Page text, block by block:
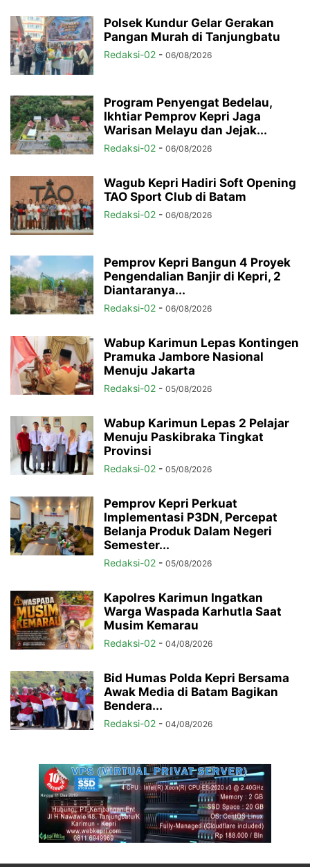
Polsek Kundur Gelar Gerakan
Pangan Murah di Tanjungbatu
Redaksi-02 - 06/08/2026
Program Penyengat Bedelau,
Ikhtiar Pemprov Kepri Jaga
Warisan Melayu dan Jejak...
Redaksi-02 - 06/08/2026
Wagub Kepri Hadiri Soft Opening
TAO Sport Club di Batam
Redaksi-02 - 06/08/2026
Pemprov Kepri Bangun 4 Proyek
Pengendalian Banjir di Kepri, 2
Diantaranya...
Redaksi-02 - 06/08/2026
Wabup Karimun Lepas Kontingen
Pramuka Jambore Nasional
Menuju Jakarta
Redaksi-02 - 05/08/2026
Wabup Karimun Lepas 2 Pelajar
Menuju Paskibraka Tingkat
Provinsi
Redaksi-02 - 05/08/2026
Pemprov Kepri Perkuat
Implementasi P3DN, Percepat
Belanja Produk Dalam Negeri
Semester...
Redaksi-02 - 05/08/2026
Kapolres Karimun Ingatkan
Warga Waspada Karhutla Saat
Musim Kemarau
Redaksi-02 - 04/08/2026
Bid Humas Polda Kepri Bersama
Awak Media di Batam Bagikan
Bendera...
Redaksi-02 - 04/08/2026